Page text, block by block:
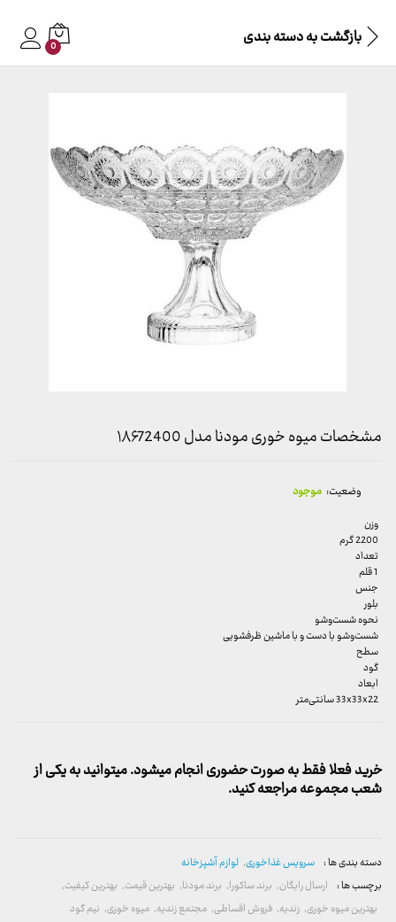
بازگشت بهدسته بندی 0
مشخصات میوه خوری مودنا مدل ۱۸۶72400
وضعیت: موجود
وزن
2200 گرم
تعداد
1 قلم
جنس
بلور
نحوه شست‌وشو
شست‌وشو با دست و با ماشین ظرفشویی
سطح
گود
ابعاد
33x33x22 سانتی‌متر
خرید فعلا فقط به صورت حضوری انجام میشود. میتوانید به یکی از
شعب مجموعه مراجعه کنید.
دسته بندی ها : سرویس غذاخوری, لوازم آشپزخانه
برچسب ها : ارسال رایگان, برند ساکورا, برند مودنا, بهترین قیمت, بهترین کیفیت,
بهترین میوه خوری, زندیه, فروش اقساطی, مجتمع زندیه, میوه خوری, نیم گود